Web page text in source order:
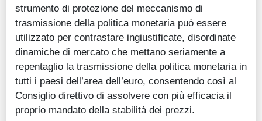
strumento di protezione del meccanismo di
trasmissione della politica monetaria può essere
utilizzato per contrastare ingiustificate, disordinate
dinamiche di mercato che mettano seriamente a
repentaglio la trasmissione della politica monetaria in
tutti i paesi dell’area dell’euro, consentendo così al
Consiglio direttivo di assolvere con più efficacia il
proprio mandato della stabilità dei prezzi.